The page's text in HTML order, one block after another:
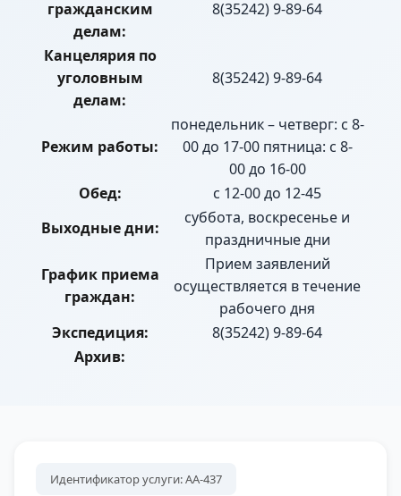
гражданским
делам:
8(35242) 9-89-64
Канцелярия по
уголовным
делам:
8(35242) 9-89-64
Режим работы:
понедельник – четверг: с 8-
00 до 17-00 пятница: с 8-
00 до 16-00
Обед:
с 12-00 до 12-45
Выходные дни:
суббота, воскресенье и
праздничные дни
График приема
граждан:
Прием заявлений
осуществляется в течение
рабочего дня
Экспедиция:
8(35242) 9-89-64
Архив:
Идентификатор услуги: АА-437